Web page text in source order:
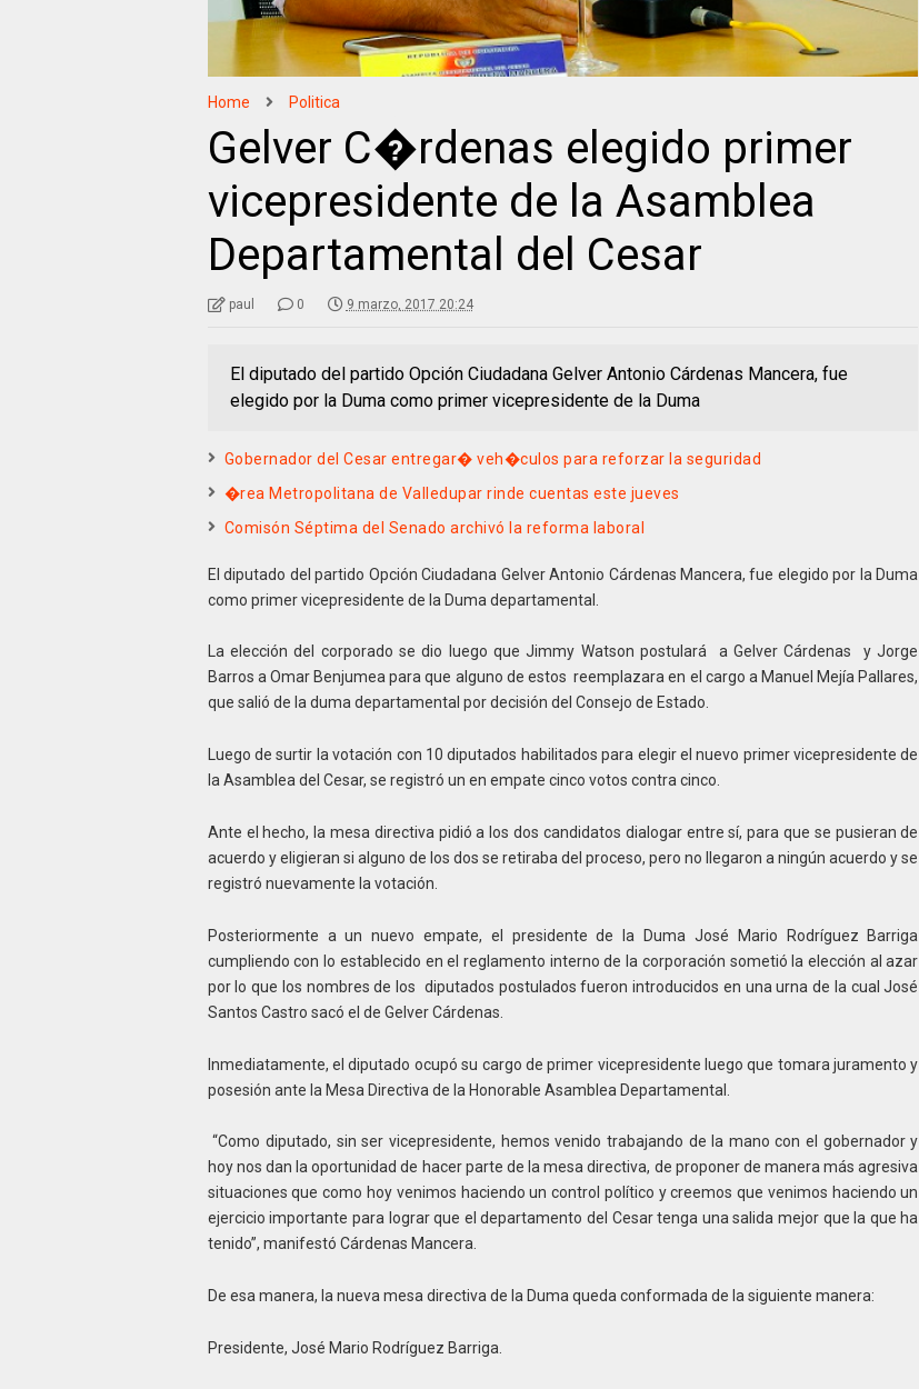
Home Politica
Gelver C�rdenas elegido primer
vicepresidente de la Asamblea
Departamental del Cesar
paul 0 9 marzo, 2017 20:24
El diputado del partido Opción Ciudadana Gelver Antonio Cárdenas Mancera, fue
elegido por la Duma como primer vicepresidente de la Duma
Gobernador del Cesar entregar� veh�culos para reforzar la seguridad
�rea Metropolitana de Valledupar rinde cuentas este jueves
Comisón Séptima del Senado archivó la reforma laboral
El diputado del partido Opción Ciudadana Gelver Antonio Cárdenas Mancera, fue elegido por la Duma
como primer vicepresidente de la Duma departamental.
La elección del corporado se dio luego que Jimmy Watson postulará a Gelver Cárdenas y Jorge
Barros a Omar Benjumea para que alguno de estos reemplazara en el cargo a Manuel Mejía Pallares,
que salió de la duma departamental por decisión del Consejo de Estado.
Luego de surtir la votación con 10 diputados habilitados para elegir el nuevo primer vicepresidente de
la Asamblea del Cesar, se registró un en empate cinco votos contra cinco.
Ante el hecho, la mesa directiva pidió a los dos candidatos dialogar entre sí, para que se pusieran de
acuerdo y eligieran si alguno de los dos se retiraba del proceso, pero no llegaron a ningún acuerdo y se
registró nuevamente la votación.
Posteriormente a un nuevo empate, el presidente de la Duma José Mario Rodríguez Barriga
cumpliendo con lo establecido en el reglamento interno de la corporación sometió la elección al azar
por lo que los nombres de los diputados postulados fueron introducidos en una urna de la cual José
Santos Castro sacó el de Gelver Cárdenas.
Inmediatamente, el diputado ocupó su cargo de primer vicepresidente luego que tomara juramento y
posesión ante la Mesa Directiva de la Honorable Asamblea Departamental.
“Como diputado, sin ser vicepresidente, hemos venido trabajando de la mano con el gobernador y
hoy nos dan la oportunidad de hacer parte de la mesa directiva, de proponer de manera más agresiva
situaciones que como hoy venimos haciendo un control político y creemos que venimos haciendo un
ejercicio importante para lograr que el departamento del Cesar tenga una salida mejor que la que ha
tenido”, manifestó Cárdenas Mancera.
De esa manera, la nueva mesa directiva de la Duma queda conformada de la siguiente manera:
Presidente, José Mario Rodríguez Barriga.